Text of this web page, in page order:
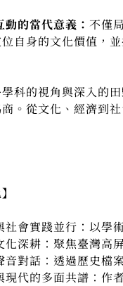
的當代意義： 不僅
自身的文化價值，
科的視角與深入的
。從文化、經濟到
會實踐並行：以學
深耕：聚焦臺灣高
對話：透過歷史檔
代的多面共譜：作